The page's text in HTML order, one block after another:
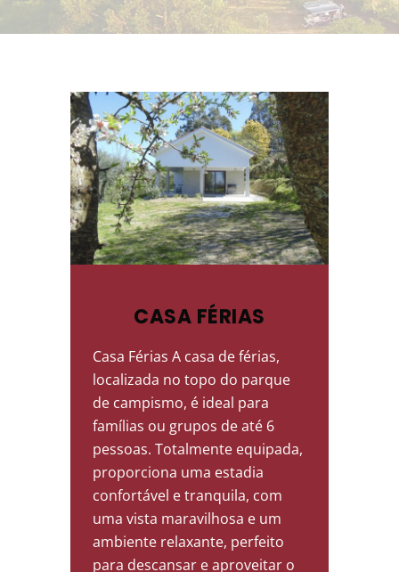
CASA FÉRIAS
Casa Férias A casa de férias,
localizada no topo do parque
de campismo, é ideal para
famílias ou grupos de até 6
pessoas. Totalmente equipada,
proporciona uma estadia
confortável e tranquila, com
uma vista maravilhosa e um
ambiente relaxante, perfeito
para descansar e aproveitar o